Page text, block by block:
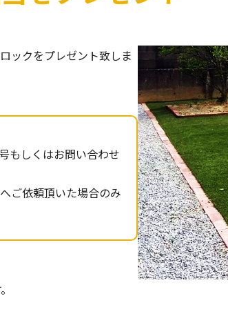
ックをプレゼント致しま
もしくはお問い合わせ
ご依頼頂いた場合のみ